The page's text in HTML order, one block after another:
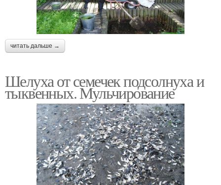
читать дальше →
Шелуха от семечек подсолнуха и
тыквенных. Мульчирование